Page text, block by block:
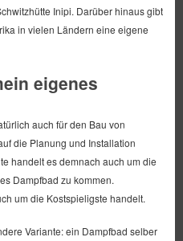
Inipi. Darüber hinaus gibt
in vielen Ländern eine eigene
eigenes
auch für den Bau von
die Planung und Installation
handelt es demnach auch um die
Dampfbad zu kommen.
um die Kostspieligste handelt.
Variante: ein Dampfbad selber